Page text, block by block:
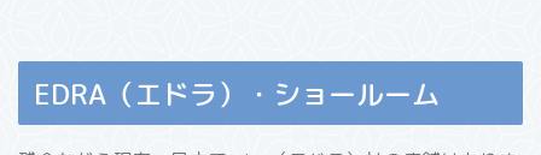
EDRA（エドラ）・ショールーム